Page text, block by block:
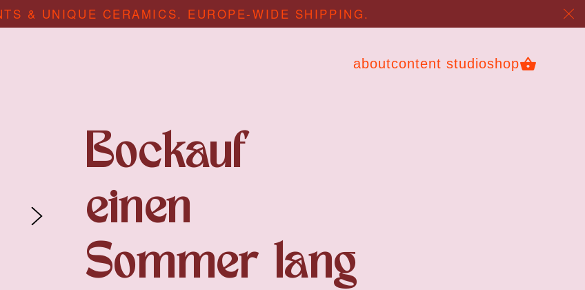
& UNIQUE CERAMICS. EUROPE-WIDE SHIPPING.
aboutcontent studioshop
Bockauf
einen
Sommer lang